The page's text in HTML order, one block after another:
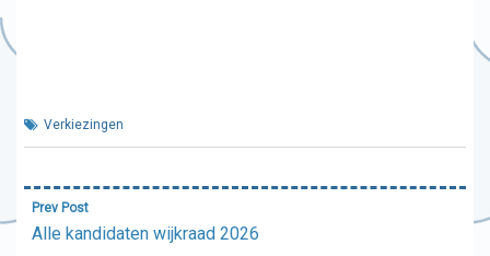
Verkiezingen
Bericht
navigatie
Prev Post
Alle kandidaten wijkraad 2026